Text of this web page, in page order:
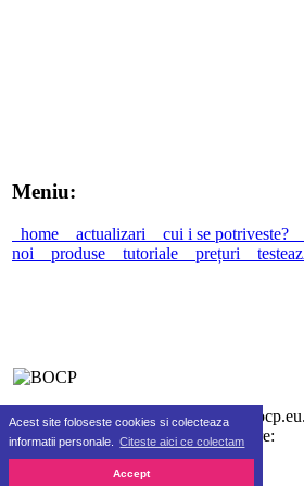
Acest site foloseste cookies si colecteaza
informatii personale.
Citeste aici ce colectam
Accept
Meniu:
home actualizari cui i se potriveste?
noi
produse tutoriale prețuri
©2010-2026 SC Real Life SRL
Gazduire: